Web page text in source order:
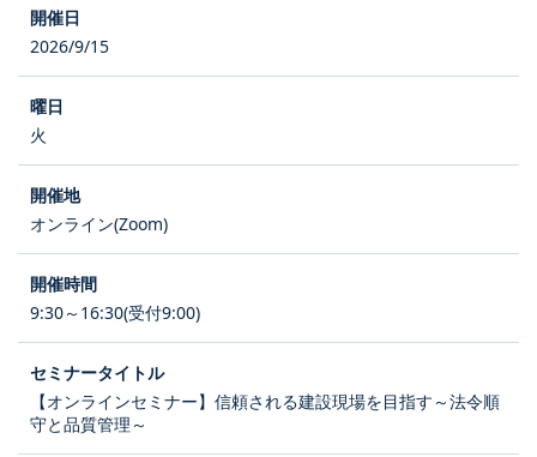
2026/9/15
火
オンライン(Zoom)
9:30～16:30(受付9:00)
【オンラインセミナー】信頼される建設現場を目指す～法令順
守と品質管理～